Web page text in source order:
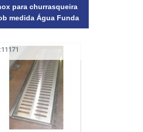
para churrasqueira
medida Água Funda
11171